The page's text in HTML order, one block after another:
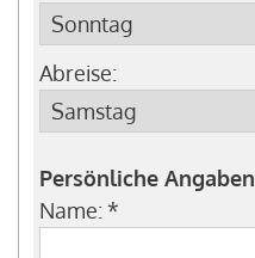
Abreise:
Persönliche Angaben
Name: *